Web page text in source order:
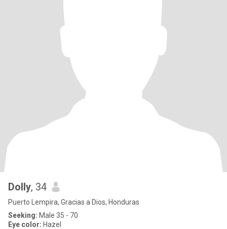
Dolly, 34
Puerto Lempira, Gracias a Dios, Honduras
Seeking: Male 35 - 70
Eye color: Hazel